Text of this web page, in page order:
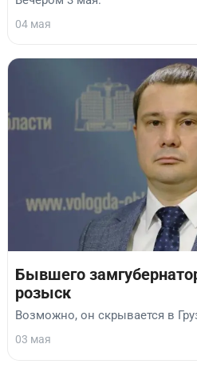
04 мая
Бывшего
розыск
Возможно, он скрывается в
03 мая